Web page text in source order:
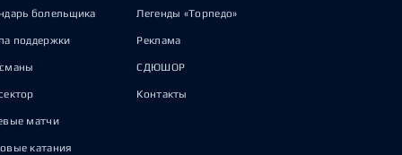
болельщика
поддержки
матчи
катания
Легенды «Торпедо»
Реклама
СДЮШОР
Контакты